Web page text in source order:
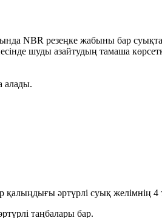
NBR резеңке жабыны бар
шуды азайтудың тамаша
алады.
қалыңдығы әртүрлі суық желімнің 4
таңбалары бар.